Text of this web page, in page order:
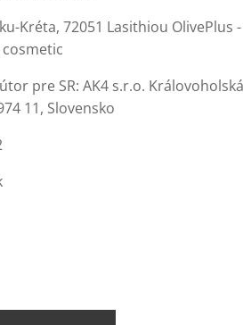
Kréta, 72051 Lasithiou OlivePlus -
pre SR: AK4 s.r.o.
11, Slovensko